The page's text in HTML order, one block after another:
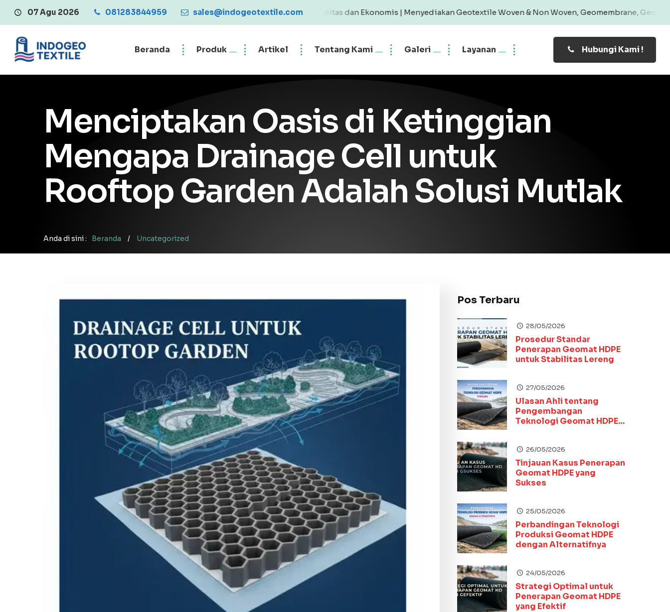
07 Agu 2026 081283844959 sales@indogeotextile.com
Central Penjualan Geotextile Berkualitas dan Ekonomis | Menyediakan Geotextile Woven & Non Woven, Geomembrane, Geobag, Geogrid |
Beranda Produk Artikel Tentang Kami Galeri Layanan Hubungi Kami !
Menciptakan Oasis di Ketinggian
Mengapa Drainage Cell untuk
Rooftop Garden Adalah Solusi Mutlak
Anda di sini : Beranda / Uncategorized
Pos Terbaru
28/05/2026
Prosedur Standar
Penerapan Geomat HDPE
untuk Stabilitas Lereng
27/05/2026
Ulasan Ahli tentang
Pengembangan
Teknologi Geomat HDPE
26/05/2026
Tinjauan Kasus Penerapan
Geomat HDPE yang
Sukses
25/05/2026
Perbandingan Teknologi
Produksi Geomat HDPE
dengan Alternatifnya
24/05/2026
Strategi Optimal untuk
Penerapan Geomat HDPE
yang Efektif